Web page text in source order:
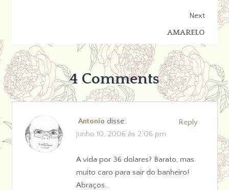
Next
AMARELO
4 Comments
Antonio disse:
junho 10, 2006 às 2:06 pm
A vida por 36 dolares? Barato, mas
muito caro para sair do banheiro!
Abraços…
Reply